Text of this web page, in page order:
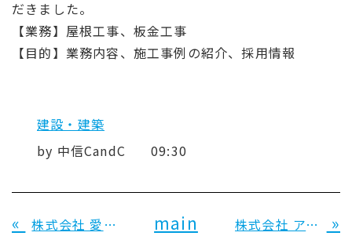
だきました。
【業務】屋根工事、板金工事
【目的】業務内容、施工事例の紹介、採用情報
建設・建築
by 中信CandC 09:30
« 株式会社 愛青 様 main 株式会社 アイデア工房 様 »